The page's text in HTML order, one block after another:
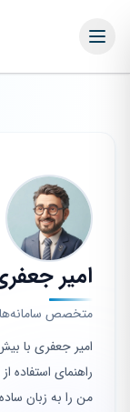
امیر
متخصص
راهنمای استفاده
من را به زبان